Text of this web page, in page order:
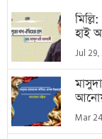
হাই
Jul
Mar